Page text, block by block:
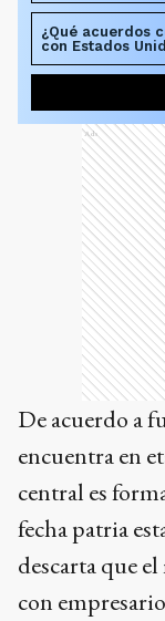
¿Qué acuerdos
con Estados
Ads
De acuerdo a
encuentra en
central es
fecha patria
descarta que
con